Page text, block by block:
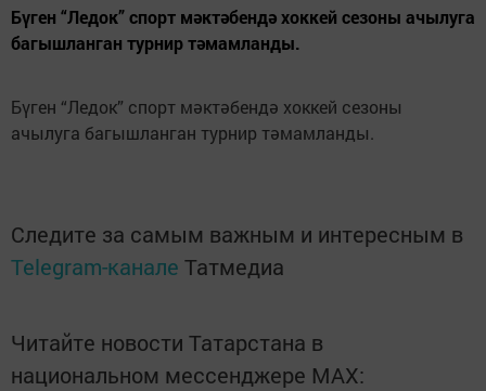
Бүген “Ледок” спорт мәктәбендә хоккей сезоны ачылуга
багышланган турнир тәмамланды.
Бүген “Ледок” спорт мәктәбендә хоккей сезоны
ачылуга багышланган турнир тәмамланды.
Следите за самым важным и интересным в
Telegram-канале Татмедиа
Читайте новости Татарстана в
национальном мессенджере MАХ: